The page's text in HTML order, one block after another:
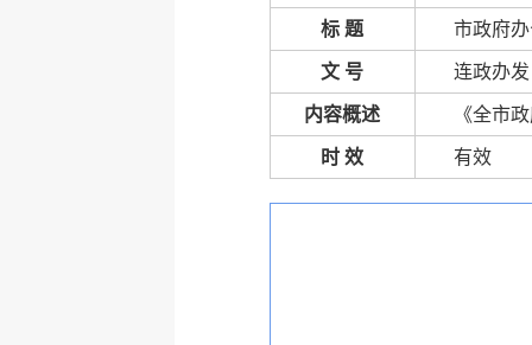
标 题 市政府
文 号 连政办发
内容概述 《全市
时 效 有效